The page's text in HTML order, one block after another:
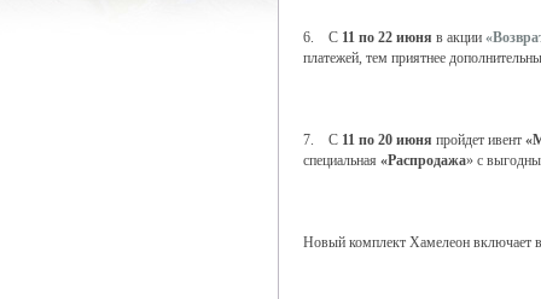
6. С 11 по 22 июня в акции
платежей, тем приятнее
7. С 11 по 20 июня пройдет ивент
специальная «Распродажа» с
Новый комплект Хамелеон включает